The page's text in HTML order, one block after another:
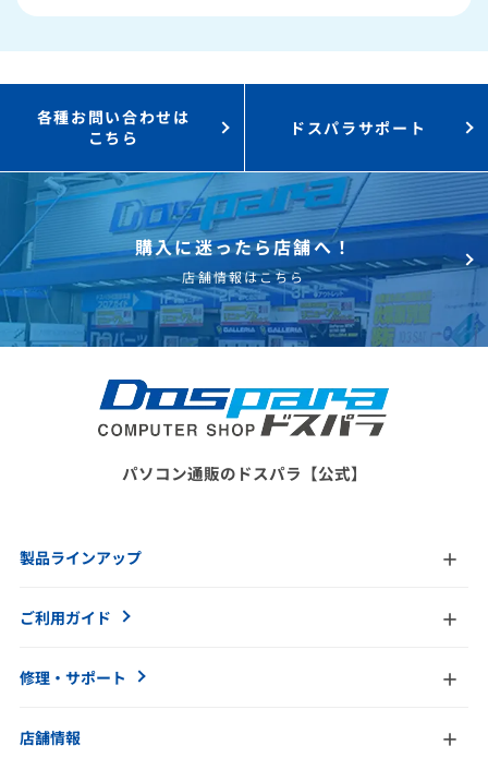
各種お問い合わせは
こちら
ドスパラサポート
購入に迷ったら店舗へ！
店舗情報はこちら
パソコン通販のドスパラ【公式】
製品ラインアップ
ご利用ガイド
修理・サポート
店舗情報